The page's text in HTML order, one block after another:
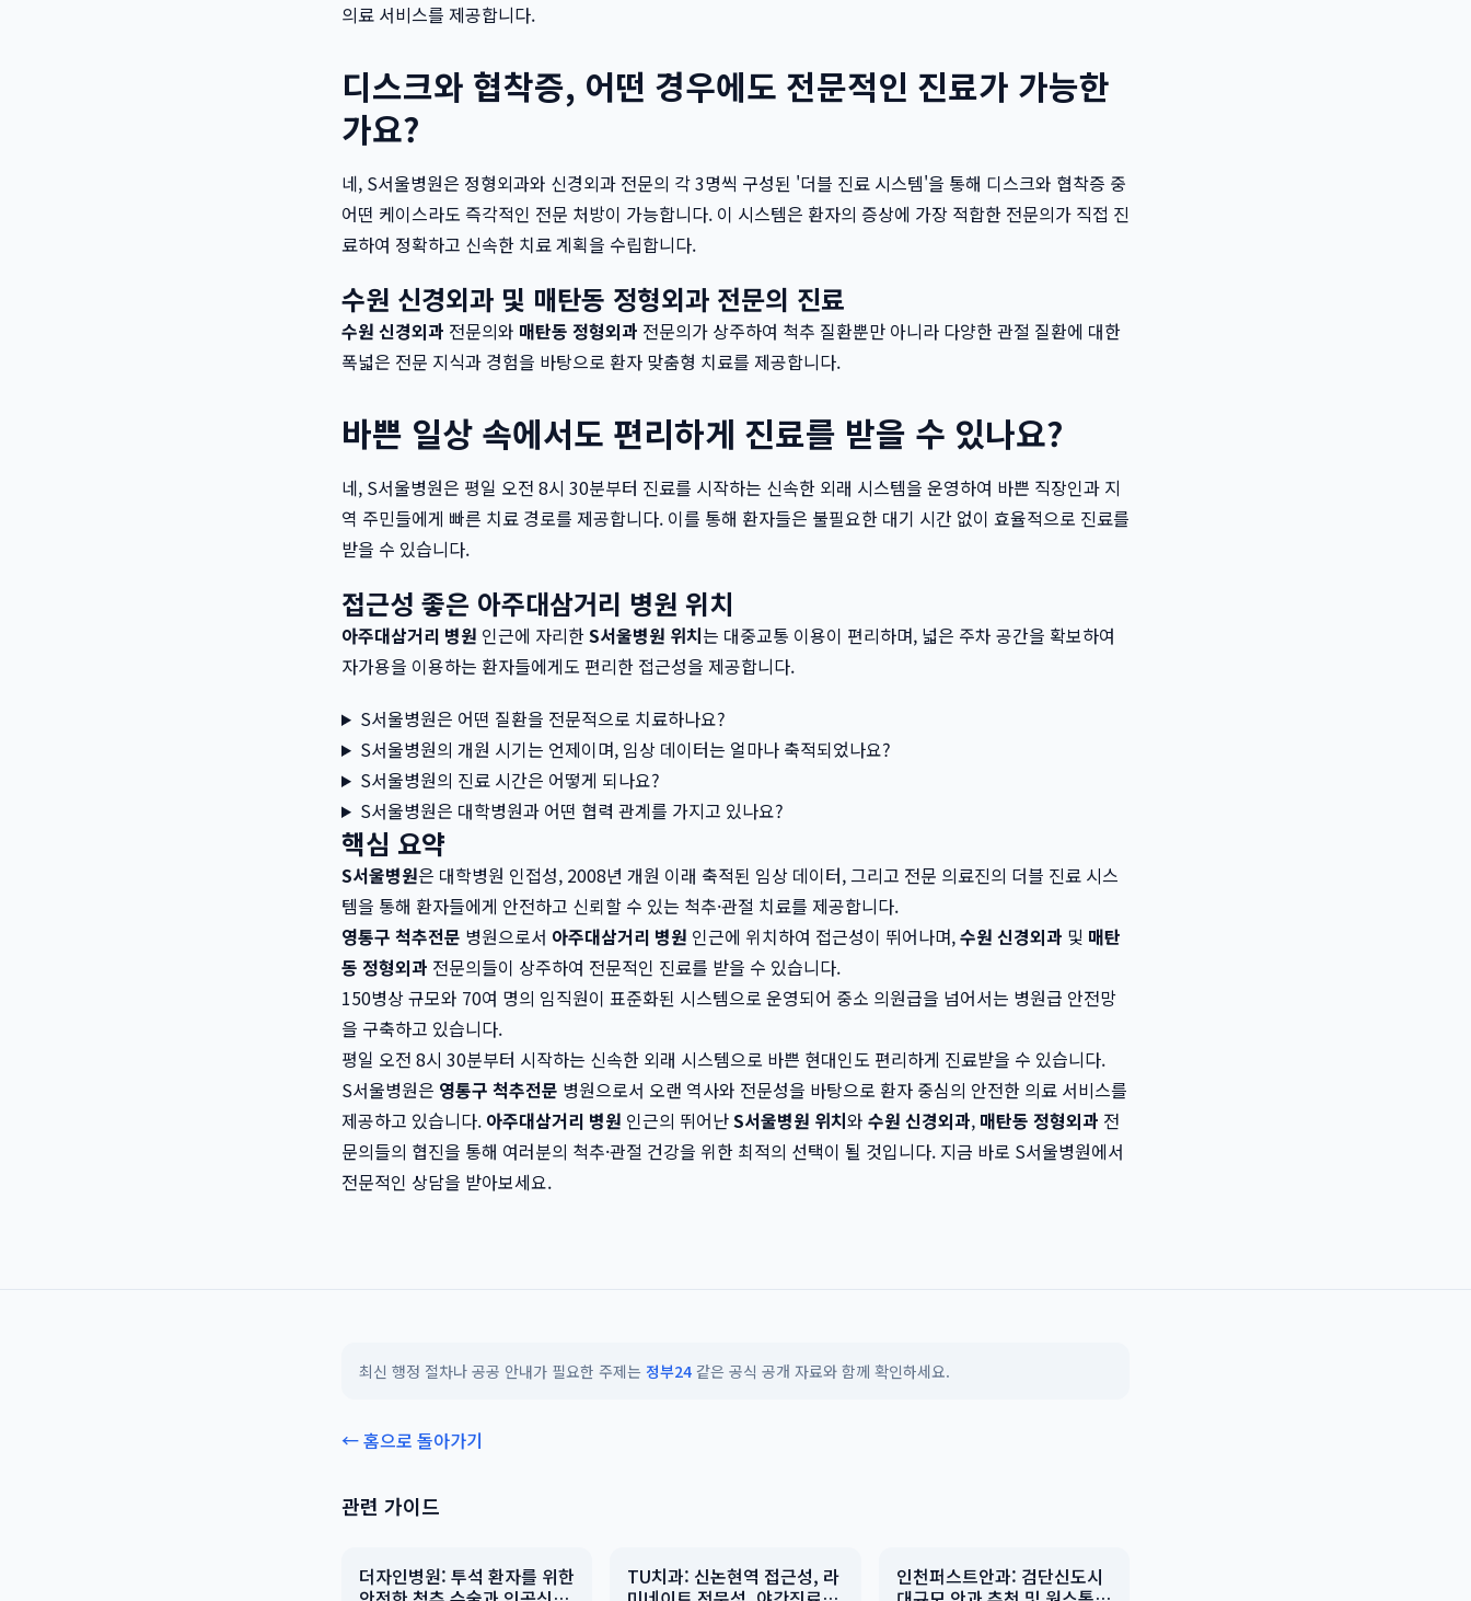
의료 서비스를 제공합니다.
디스크와 협착증, 어떤 경우에도 전문적인 진료가 가능한
가요?
네, S서울병원은 정형외과와 신경외과 전문의 각 3명씩 구성된 '더블 진료 시스템'을 통해 디스크와 협착증 중
어떤 케이스라도 즉각적인 전문 처방이 가능합니다. 이 시스템은 환자의 증상에 가장 적합한 전문의가 직접 진
료하여 정확하고 신속한 치료 계획을 수립합니다.
수원 신경외과 및 매탄동 정형외과 전문의 진료
수원 신경외과 전문의와 매탄동 정형외과 전문의가 상주하여 척추 질환뿐만 아니라 다양한 관절 질환에 대한
폭넓은 전문 지식과 경험을 바탕으로 환자 맞춤형 치료를 제공합니다.
바쁜 일상 속에서도 편리하게 진료를 받을 수 있나요?
네, S서울병원은 평일 오전 8시 30분부터 진료를 시작하는 신속한 외래 시스템을 운영하여 바쁜 직장인과 지
역 주민들에게 빠른 치료 경로를 제공합니다. 이를 통해 환자들은 불필요한 대기 시간 없이 효율적으로 진료를
받을 수 있습니다.
접근성 좋은 아주대삼거리 병원 위치
아주대삼거리 병원 인근에 자리한S서울병원 위치는 대중교통 이용이 편리하며, 넓은 주차 공간을 확보하여
자가용을 이용하는 환자들에게도 편리한 접근성을 제공합니다.
S서울병원은 어떤 질환을 전문적으로 치료하나요?
S서울병원의 개원 시기는 언제이며, 임상 데이터는 얼마나 축적되었나요?
S서울병원의 진료 시간은 어떻게 되나요?
S서울병원은 대학병원과 어떤 협력 관계를 가지고 있나요?
핵심 요약
S서울병원은 대학병원 인접성, 2008년 개원 이래 축적된 임상 데이터, 그리고 전문 의료진의 더블 진료 시스
템을 통해 환자들에게 안전하고 신뢰할 수 있는 척추·관절 치료를 제공합니다.
영통구 척추전문 병원으로서 아주대삼거리 병원 인근에 위치하여 접근성이 뛰어나며,수원 신경외과 및 매탄
동 정형외과 전문의들이 상주하여 전문적인 진료를 받을 수 있습니다.
150병상 규모와 70여 명의 임직원이 표준화된 시스템으로 운영되어 중소 의원급을 넘어서는 병원급 안전망
을 구축하고 있습니다.
평일 오전 8시 30분부터 시작하는 신속한 외래 시스템으로 바쁜 현대인도 편리하게 진료받을 수 있습니다.
S서울병원은 영통구 척추전문 병원으로서 오랜 역사와 전문성을 바탕으로 환자 중심의 안전한 의료 서비스를
제공하고 있습니다. 아주대삼거리 병원 인근의 뛰어난S서울병원 위치와 수원 신경외과, 매탄동 정형외과 전
문의들의 협진을 통해 여러분의 척추·관절 건강을 위한 최적의 선택이 될 것입니다. 지금 바로 S서울병원에서
전문적인 상담을 받아보세요.
최신 행정 절차나 공공 안내가 필요한 주제는 정부24 같은 공식 공개 자료와 함께 확인하세요.
← 홈으로 돌아가기
관련 가이드
더자인병원: 투석 환자를 위한
TU치과: 신논현역 접근성, 라
인천퍼스트안과: 검단신도시